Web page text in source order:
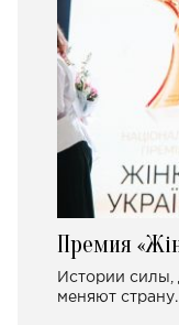
Премия
Истории силы,
меняют страну.